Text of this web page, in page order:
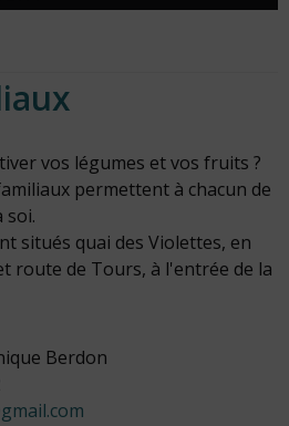
vos légumes et vos fruits ?
permettent à chacun de
soi.
situés quai des Violettes, en
route de Tours, à l'entrée de la
Berdon